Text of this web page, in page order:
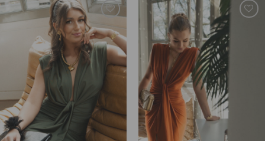
Add to
Wishlist